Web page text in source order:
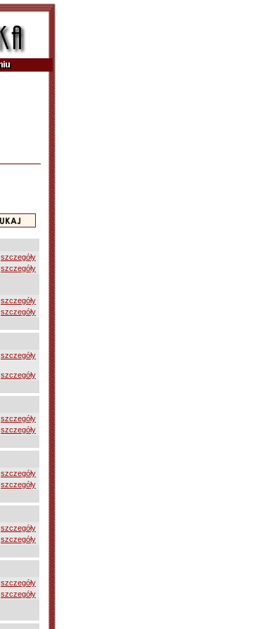
szczegóły
szczegóły
szczegóły
szczegóły
szczegóły
szczegóły
szczegóły
szczegóły
szczegóły
szczegóły
szczegóły
szczegóły
szczegóły
szczegóły